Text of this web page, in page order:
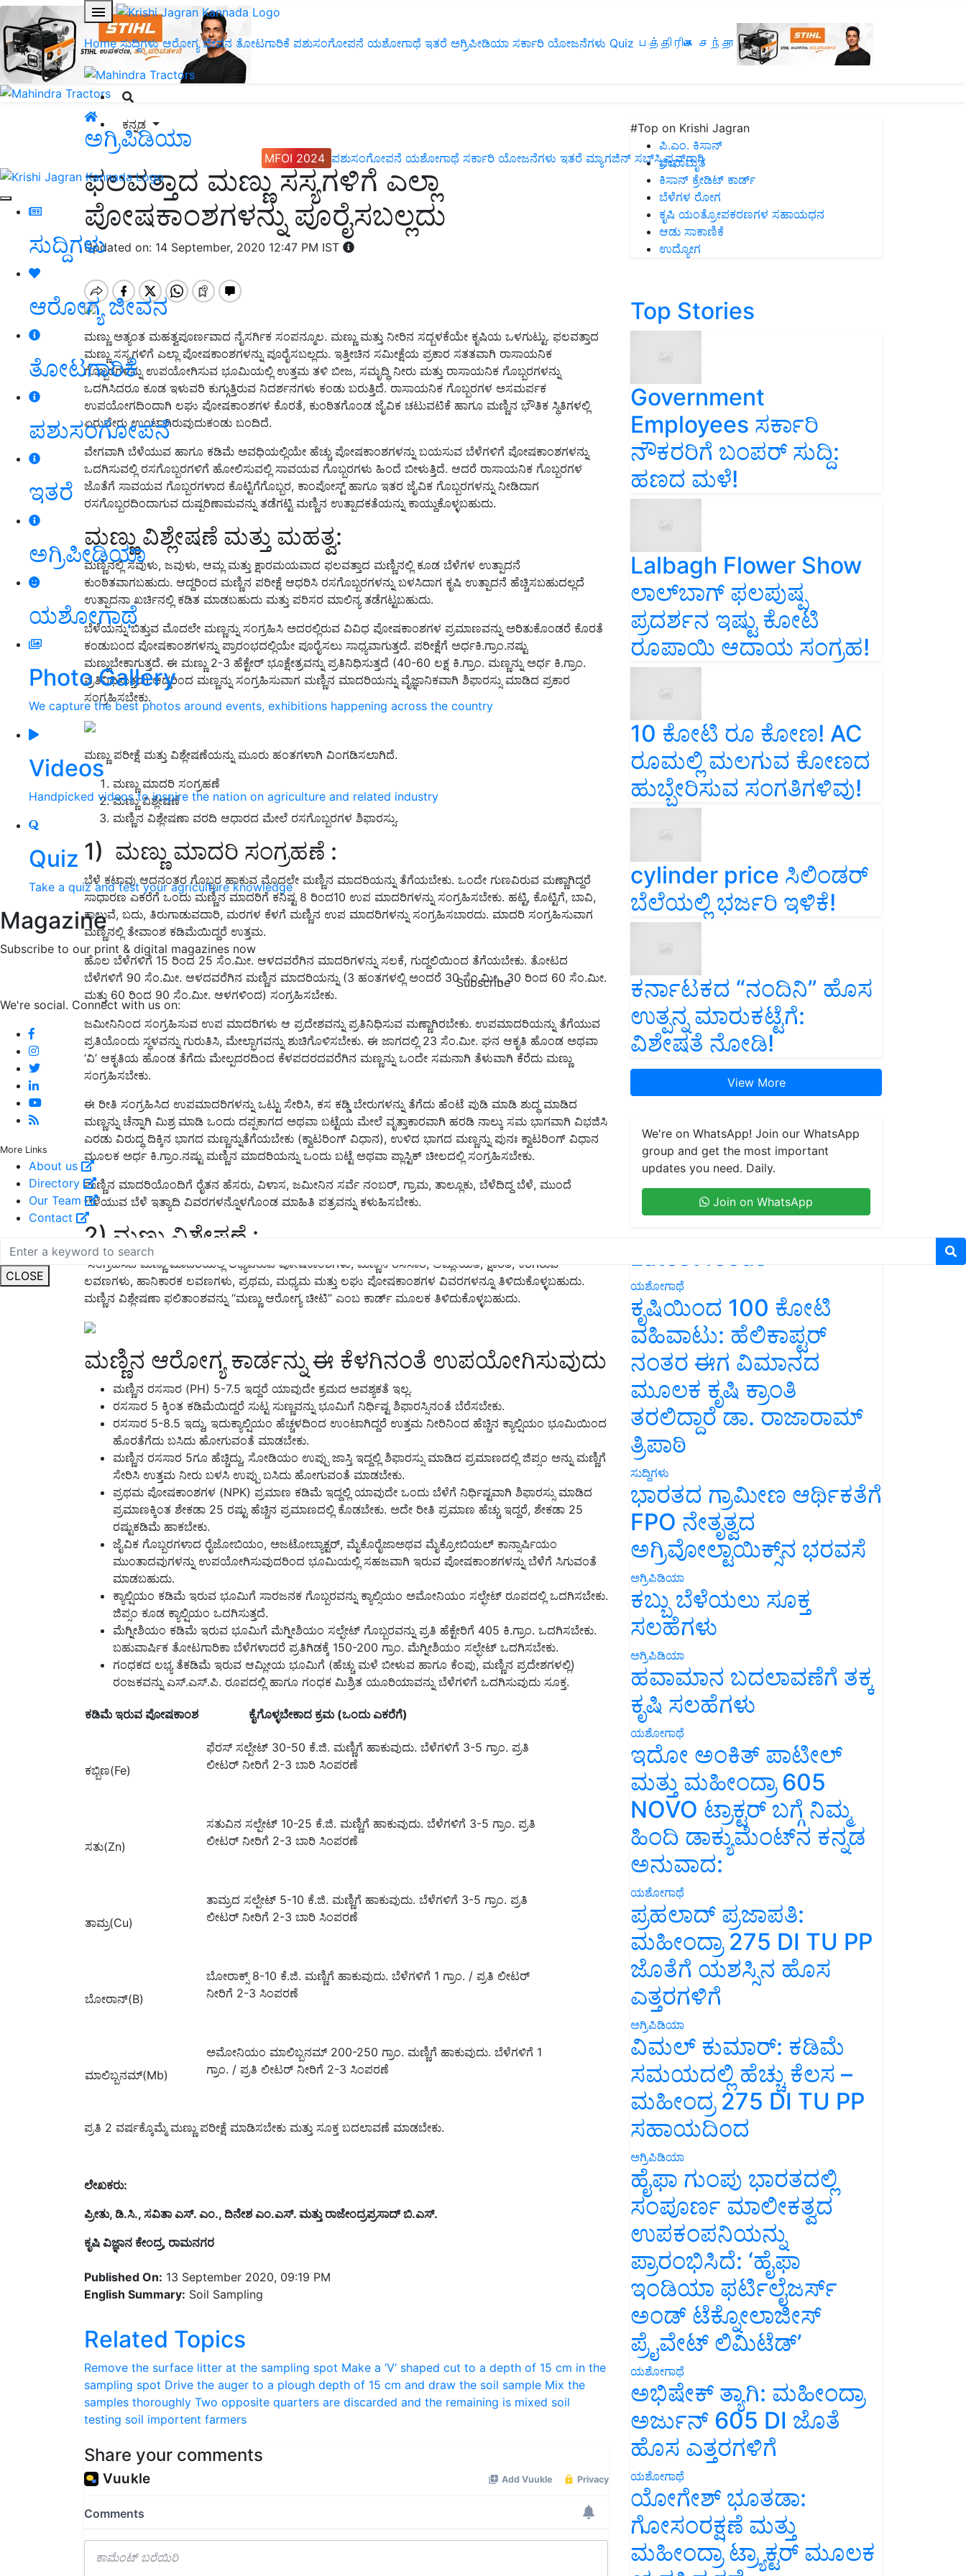
Home ಸುದ್ದಿಗಳು ಆರೋಗ್ಯ ಜೀವನ ತೋಟಗಾರಿಕೆ ಪಶುಸಂಗೋಪನೆ ಯಶೋಗಾಥೆ ಇತರೆ ಅಗ್ರಿಪೀಡಿಯಾ ಸರ್ಕಾರಿ ಯೋಜನೆಗಳು Quiz பத்திரிகை சந்தா
ಕನ್ನಡ
MFOI 2024 ಪಶುಸಂಗೋಪನೆ ಯಶೋಗಾಥೆ ಸರ್ಕಾರಿ ಯೋಜನೆಗಳು ಇತರೆ ಮ್ಯಾಗಜಿನ್‌ ಸಬ್‌ಸ್ಕ್ರಿಪ್ಷನ್‌ಗಾಗಿ
ಸುದ್ದಿಗಳು
ಆರೋಗ್ಯ ಜೀವನ
ತೋಟಗಾರಿಕೆ
ಪಶುಸಂಗೋಪನೆ
ಇತರೆ
ಅಗ್ರಿಪೀಡಿಯಾ
ಯಶೋಗಾಥೆ
Photo Gallery
We capture the best photos around events, exhibitions happening across the country
Videos
Handpicked videos to inspire the nation on agriculture and related industry
Quiz
Take a quiz and test your agriculture knowledge
Magazine
Subscribe to our print & digital magazines now
Subscribe
We're social. Connect with us on:
More Links
About us
Directory
Our Team
Contact
CLOSE
ಅಗ್ರಿಪಿಡಿಯಾ
ಫಲವತ್ತಾದ ಮಣ್ಣು ಸಸ್ಯಗಳಿಗೆ ಎಲ್ಲಾ
ಪೋಷಕಾಂಶಗಳನ್ನು ಪೂರೈಸಬಲ್ಲದು
Updated on: 14 September, 2020 12:47 PM IST
ಮಣ್ಣು ಅತ್ಯಂತ ಮಹತ್ವಪೂರ್ಣವಾದ ನೈಸರ್ಗಿಕ ಸಂಪನ್ಮೂಲ. ಮಣ್ಣು ಮತ್ತು ನೀರಿನ ಸದ್ಬಳಕೆಯೇ ಕೃಷಿಯ ಒಳಗುಟ್ಟು. ಫಲವತ್ತಾದ
ಮಣ್ಣು ಸಸ್ಯಗಳಿಗೆ ಎಲ್ಲಾ ಪೋಷಕಾಂಶಗಳನ್ನು ಪೂರೈಸಬಲ್ಲದು. ಇತ್ತೀಚಿನ ಸಮೀಕ್ಷೆಯ ಪ್ರಕಾರ ಸತತವಾಗಿ ರಾಸಾಯನಿಕ
ಗೊಬ್ಬರಗಳನ್ನು ಉಪಯೋಗಿಸುವ ಭೂಮಿಯಲ್ಲಿ ಉತ್ತಮ ತಳಿ ಬೀಜ, ಸಮೃದ್ಧಿ ನೀರು ಮತ್ತು ರಾಸಾಯನಿಕ ಗೊಬ್ಬರಗಳನ್ನು
ಒದಗಿಸಿದರೂ ಕೂಡ ಇಳುವರಿ ಕುಗ್ಗುತ್ತಿರುವ ನಿದರ್ಶನಗಳು ಕಂಡು ಬರುತ್ತಿದೆ. ರಾಸಾಯನಿಕ ಗೊಬ್ಬರಗಳ ಅಸಮರ್ಪಕ
ಉಪಯೋಗದಿಂದಾಗಿ ಲಘು ಪೋಷಕಾಂಶಗಳ ಕೊರತೆ, ಕುಂಠಿತಗೊಂಡ ಜೈವಿಕ ಚಟುವಟಿಕೆ ಹಾಗೂ ಮಣ್ಣಿನ ಭೌತಿಕ ಸ್ಥಿತಿಗಳಲ್ಲಿ
ಏರುಪೇರು ಉಂಟಾಗಿರುವುದುಕಂಡು ಬಂದಿದೆ.
ವೇಗವಾಗಿ ಬೆಳೆಯುವ ಹಾಗೂ ಕಡಿಮೆ ಅವಧಿಯಲ್ಲಿಯೇ ಹೆಚ್ಚು ಪೋಷಕಾಂಶಗಳನ್ನು ಬಯಸುವ ಬೆಳೆಗಳಿಗೆ ಪೋಷಕಾಂಶಗಳನ್ನು
ಒದಗಿಸುವಲ್ಲಿ ರಸಗೊಬ್ಬರಗಳಿಗೆ ಹೋಲಿಸುವಲ್ಲಿ ಸಾವಯವ ಗೊಬ್ಬರಗಳು ಹಿಂದೆ ಬೀಳುತ್ತಿದೆ. ಆದರೆ ರಾಸಾಯನಿಕ ಗೊಬ್ಬರಗಳ
ಜೊತೆಗೆ ಸಾವಯವ ಗೊಬ್ಬರಗಳಾದ ಕೊಟ್ಟಿಗೆಗೊಬ್ಬರ, ಕಾಂಪೋಸ್ಟ್ ಹಾಗೂ ಇತರ ಜೈವಿಕ ಗೊಬ್ಬರಗಳನ್ನು ನೀಡಿದಾಗ
ರಸಗೊಬ್ಬರದಿಂದಾಗುವ ದುಷ್ಪರಿಣಾಮವನ್ನು ತಡೆಗಟ್ಟಿ ಮಣ್ಣಿನ ಉತ್ಪಾದಕತೆಯನ್ನು ಕಾಯ್ದುಕೊಳ್ಳಬಹುದು.
ಮಣ್ಣು ವಿಶ್ಲೇಷಣೆ ಮತ್ತು ಮಹತ್ವ:
ಮಣ್ಣಿನಲ್ಲಿ ಸವುಳು, ಜವುಳು, ಆಮ್ಲ ಮತ್ತು ಕ್ಷಾರಮಯವಾದ ಫಲವತ್ತಾದ ಮಣ್ಣಿನಲ್ಲಿ ಕೂಡ ಬೆಳೆಗಳ ಉತ್ಪಾದನೆ
ಕುಂಠಿತವಾಗಬಹುದು. ಆದ್ದರಿಂದ ಮಣ್ಣಿನ ಪರೀಕ್ಷೆ ಆಧರಿಸಿ ರಸಗೊಬ್ಬರಗಳನ್ನು ಬಳಸಿದಾಗ ಕೃಷಿ ಉತ್ಪಾದನೆ ಹೆಚ್ಚಿಸಬಹುದಲ್ಲದೆ
ಉತ್ಪಾದನಾ ಖರ್ಚಿನಲ್ಲಿ ಕಡಿತ ಮಾಡಬಹುದು ಮತ್ತು ಪರಿಸರ ಮಾಲಿನ್ಯ ತಡೆಗಟ್ಟಬಹುದು.
ಬೆಳೆಯನ್ನು ಬಿತ್ತುವ ಮೊದಲೇ ಮಣ್ಣನ್ನು ಸಂಗ್ರಹಿಸಿ ಅದರಲ್ಲಿರುವ ವಿವಿಧ ಪೋಷಕಾಂಶಗಳ ಪ್ರಮಾಣವನ್ನು ಅರಿತುಕೊಂಡರೆ ಕೊರತೆ
ಕಂಡುಬಂದ ಪೋಷಕಾಂಶಗಳನ್ನು ಪ್ರಾರಂಭದಲ್ಲಿಯೇ ಪೂರೈಸಲು ಸಾಧ್ಯವಾಗುತ್ತದೆ. ಪರೀಕ್ಷೆಗೆ ಅರ್ಧಕಿ.ಗ್ರಾಂ.ನಷ್ಟು
ಮಣ್ಣುಬೇಕಾಗುತ್ತದೆ. ಈ ಮಣ್ಣು 2-3 ಹೆಕ್ಟೇರ್ ಭೂಕ್ಷೇತ್ರವನ್ನು ಪ್ರತಿನಿಧಿಸುತ್ತದೆ (40-60 ಲಕ್ಷ ಕಿ.ಗ್ರಾಂ. ಮಣ್ಣನ್ನು ಅರ್ಧ ಕಿ.ಗ್ರಾಂ.
ಪ್ರತಿನಿಧಿಸುತ್ತದೆ).ಆದ್ದರಿಂದ ಮಣ್ಣನ್ನು ಸಂಗ್ರಹಿಸುವಾಗ ಮಣ್ಣಿನ ಮಾದರಿಯನ್ನು ವೈಜ್ಞಾನಿಕವಾಗಿ ಶಿಫಾರಸ್ಸು ಮಾಡಿದ ಪ್ರಕಾರ
ಸಂಗ್ರಹಿಸಬೇಕು.
ಮಣ್ಣು ಪರೀಕ್ಷೆ ಮತ್ತು ವಿಶ್ಲೇಷಣೆಯನ್ನು ಮೂರು ಹಂತಗಳಾಗಿ ವಿಂಗಡಿಸಲಾಗಿದೆ.
ಮಣ್ಣು ಮಾದರಿ ಸಂಗ್ರಹಣೆ
ಮಣ್ಣು ವಿಶ್ಲೇಷಣೆ
ಮಣ್ಣಿನ ವಿಶ್ಲೇಷಣಾ ವರದಿ ಆಧಾರದ ಮೇಲೆ ರಸಗೊಬ್ಬರಗಳ ಶಿಫಾರಸ್ಸು.
1) ಮಣ್ಣು ಮಾದರಿ ಸಂಗ್ರಹಣೆ :
ಬೆಳೆ ಕಟಾವು ಆದನಂತರ ಗೊಬ್ಬರ ಹಾಕುವ ಮೊದಲೇ ಮಣ್ಣಿನ ಮಾದರಿಯನ್ನು ತೆಗೆಯಬೇಕು. ಒಂದೇ ಗುಣವಿರುವ ಮಣ್ಣಾಗಿದ್ದರೆ
ಸಾಧಾರಣ ಎಕರೆಗೆ ಒಂದು ಮಣ್ಣಿನ ಮಾದರಿಗೆ ಕನಿಷ್ಟ 8 ರಿಂದ10 ಉಪ ಮಾದರಿಗಳನ್ನು ಸಂಗ್ರಹಿಸಬೇಕು. ಹಟ್ಟಿ, ಕೊಟ್ಟಿಗೆ, ಬಾವಿ,
ಕಾಲುವೆ, ಬದು, ತಿರುಗಾಡುವದಾರಿ, ಮರಗಳ ಕೆಳಗೆ ಮಣ್ಣಿನ ಉಪ ಮಾದರಿಗಳನ್ನು ಸಂಗ್ರಹಿಸಬಾರದು. ಮಾದರಿ ಸಂಗ್ರಹಿಸುವಾಗ
ಮಣ್ಣಿನಲ್ಲಿ ತೇವಾಂಶ ಕಡಿಮೆಯಿದ್ದರೆ ಉತ್ತಮ.
ಹೊಲ ಬೆಳೆಗಳಿಗೆ 15 ರಿಂದ 25 ಸೆಂ.ಮೀ. ಆಳದವರೆಗಿನ ಮಾದರಿಗಳನ್ನು ಸಲಕೆ, ಗುದ್ದಲಿಯಿಂದ ತೆಗೆಯಬೇಕು. ತೋಟದ
ಬೆಳೆಗಳಿಗೆ 90 ಸೆಂ.ಮೀ. ಆಳದವರೆಗಿನ ಮಣ್ಣಿನ ಮಾದರಿಯನ್ನು (3 ಹಂತಗಳಲ್ಲಿ ಅಂದರೆ 30 ಸೆಂ.ಮೀ., 30 ರಿಂದ 60 ಸೆಂ.ಮೀ.
ಮತ್ತು 60 ರಿಂದ 90 ಸೆಂ.ಮೀ. ಆಳಗಳಿಂದ) ಸಂಗ್ರಹಿಸಬೇಕು.
ಜಮೀನಿನಿಂದ ಸಂಗ್ರಹಿಸುವ ಉಪ ಮಾದರಿಗಳು ಆ ಪ್ರದೇಶವನ್ನು ಪ್ರತಿನಿಧಿಸುವ ಮಣ್ಣಾಗಿರಬೇಕು. ಉಪಮಾದರಿಯನ್ನು ತೆಗೆಯುವ
ಪ್ರತಿಯೊಂದು ಸ್ಥಳವನ್ನು ಗುರುತಿಸಿ, ಮೇಲ್ಭಾಗವನ್ನು ಶುಚಿಗೊಳಿಸಬೇಕು. ಈ ಜಾಗದಲ್ಲಿ 23 ಸೆಂ.ಮೀ. ಘನ ಆಕೃತಿ ಹೊಂಡ ಅಥವಾ
‘ವಿ’ ಆಕೃತಿಯ ಹೊಂಡ ತೆಗೆದು ಮೇಲ್ಪದರದಿಂದ ಕೆಳಪದರದವರೆಗಿನ ಮಣ್ಣನ್ನು ಒಂದೇ ಸಮನಾಗಿ ತೆಳುವಾಗಿ ಕೆರೆದು ಮಣ್ಣು
ಸಂಗ್ರಹಿಸಬೇಕು.
ಈ ರೀತಿ ಸಂಗ್ರಹಿಸಿದ ಉಪಮಾದರಿಗಳನ್ನು ಒಟ್ಟು ಸೇರಿಸಿ, ಕಸ ಕಡ್ಡಿ ಬೇರುಗಳನ್ನು ತೆಗೆದು ಹೆಂಟೆ ಪುಡಿ ಮಾಡಿ ಶುದ್ಧ ಮಾಡಿದ
ಮಣ್ಣನ್ನು ಚೆನ್ನಾಗಿ ಮಿಶ್ರ ಮಾಡಿ ಒಂದು ದಪ್ಪಕಾಗದ ಅಥವಾ ಬಟ್ಟೆಯ ಮೇಲೆ ವೃತ್ತಾಕಾರವಾಗಿ ಹರಡಿ ನಾಲ್ಕು ಸಮ ಭಾಗವಾಗಿ ವಿಭಜಿಸಿ
ಎರಡು ವಿರುದ್ಧ ದಿಕ್ಕಿನ ಭಾಗದ ಮಣ್ಣನ್ನುತೆಗೆಯಬೇಕು (ಕ್ವಾಟರಿಂಗ್ ವಿಧಾನ), ಉಳಿದ ಭಾಗದ ಮಣ್ಣನ್ನು ಪುನಃ ಕ್ವಾಟರಿಂಗ್ ವಿಧಾನ
ಮೂಲಕ ಅರ್ಧ ಕಿ.ಗ್ರಾಂ.ನಷ್ಟು ಮಣ್ಣಿನ ಮಾದರಿಯನ್ನು ಒಂದು ಬಟ್ಟೆ ಅಥವಾ ಪ್ಲಾಸ್ಟಿಕ್ ಚೀಲದಲ್ಲಿ ಸಂಗ್ರಹಿಸಬೇಕು.
ಮಣ್ಣಿನ ಮಾದರಿಯೊಂದಿಗೆ ರೈತನ ಹೆಸರು, ವಿಳಾಸ, ಜಮೀನಿನ ಸರ್ವೆ ನಂಬರ್, ಗ್ರಾಮ, ತಾಲ್ಲೂಕು, ಬೆಳೆದಿದ್ದ ಬೆಳೆ, ಮುಂದೆ
ಬೆಳೆಯುವ ಬೆಳೆ ಇತ್ಯಾದಿ ವಿವರಗಳನ್ನೊಳಗೊಂಡ ಮಾಹಿತಿ ಪತ್ರವನ್ನು ಕಳುಹಿಸಬೇಕು.
2) ಮಣ್ಣು ವಿಶ್ಲೇಷಣೆ :
ಸಂಗ್ರಹಿಸಿದ ಮಣ್ಣು ಮಾದರಿಯಲ್ಲಿ ಲಭ್ಯವಿರುವ ಪೋಷಕಾಂಶಗಳು, ಮಣ್ಣಿನ ರಸಸಾರ, ಆಮ್ಲೀಯತೆ, ಕ್ಷಾರತೆ, ಕರಗಿರುವ
ಲವಣಗಳು, ಹಾನಿಕಾರಕ ಲವಣಗಳು, ಪ್ರಥಮ, ಮಧ್ಯಮ ಮತ್ತು ಲಘು ಪೋಷಕಾಂಶಗಳ ವಿವರಗಳನ್ನೂ ತಿಳಿದುಕೊಳ್ಳಬಹುದು.
ಮಣ್ಣಿನ ವಿಶ್ಲೇಷಣಾ ಫಲಿತಾಂಶವನ್ನು “ಮಣ್ಣು ಆರೋಗ್ಯ ಚೀಟಿ” ಎಂಬ ಕಾರ್ಡ್ ಮೂಲಕ ತಿಳಿದುಕೊಳ್ಳಬಹುದು.
ಮಣ್ಣಿನ ಆರೋಗ್ಯ ಕಾರ್ಡನ್ನು ಈ ಕೆಳಗಿನಂತೆ ಉಪಯೋಗಿಸುವುದು
ಮಣ್ಣಿನ ರಸಸಾರ (PH) 5-7.5 ಇದ್ದರೆ ಯಾವುದೇ ಕ್ರಮದ ಅವಶ್ಯಕತೆ ಇಲ್ಲ.
ರಸಸಾರ 5 ಕ್ಕಿಂತ ಕಡಿಮೆಯಿದ್ದರೆ ಸುಟ್ಟ ಸುಣ್ಣವನ್ನು ಭೂಮಿಗೆ ನಿರ್ಧಿಷ್ಟ ಶಿಫಾರಸ್ಸಿನಂತೆ ಬೆರೆಸಬೇಕು.
ರಸಸಾರ 5-8.5 ಇದ್ದು, ಇದುಕ್ಯಾಲ್ಷಿಯಂ ಹೆಚ್ಚಳದಿಂದ ಉಂಟಾಗಿದ್ದರೆ ಉತ್ತಮ ನೀರಿನಿಂದ ಹೆಚ್ಚಿನ ಕ್ಯಾಲ್ಷಿಯಂ ಭೂಮಿಯಿಂದ
ಹೊರತೆಗೆದು ಬಸಿದು ಹೋಗುವಂತೆ ಮಾಡಬೇಕು.
ಮಣ್ಣಿನ ರಸಸಾರ 5ಗೂ ಹೆಚ್ಚಿದ್ದು, ಸೋಡಿಯಂ ಉಪ್ಪು ಜಾಸ್ತಿ ಇದ್ದಲ್ಲಿ ಶಿಫಾರಸ್ಸು ಮಾಡಿದ ಪ್ರಮಾಣದಲ್ಲಿ ಜಿಪ್ಸಂ ಅನ್ನು ಮಣ್ಣಿಗೆ
ಸೇರಿಸಿ ಉತ್ತಮ ನೀರು ಬಳಸಿ ಉಪ್ಪು ಬಸಿದು ಹೋಗುವಂತೆ ಮಾಡಬೇಕು.
ಪ್ರಥಮ ಪೋಷಕಾಂಶಗಳ (NPK) ಪ್ರಮಾಣ ಕಡಿಮೆ ಇದ್ದಲ್ಲಿ ಯಾವುದೇ ಒಂದು ಬೆಳೆಗೆ ನಿರ್ಧಿಷ್ಟವಾಗಿ ಶಿಫಾರಸ್ಸು ಮಾಡಿದ
ಪ್ರಮಾಣಕ್ಕಿಂತ ಶೇಕಡಾ 25 ರಷ್ಟು ಹೆಚ್ಚಿನ ಪ್ರಮಾಣದಲ್ಲಿ ಕೊಡಬೇಕು. ಅದೇ ರೀತಿ ಪ್ರಮಾಣ ಹೆಚ್ಚು ಇದ್ದರೆ, ಶೇಕಡಾ 25
ರಷ್ಟುಕಡಿಮೆ ಹಾಕಬೇಕು.
ಜೈವಿಕ ಗೊಬ್ಬರಗಳಾದ ರೈಜೋಬಿಯಂ, ಅಜಟೋಬ್ಯಾಕ್ಟರ್, ಮೈಕೊರೈಜಾಅಥವ ಮೈಕ್ರೋಬಿಯಲ್ ಕಾನ್ಸಾರ್ಷಿಯಂ
ಮುಂತಾದವುಗಳನ್ನು ಉಪಯೋಗಿಸುವುದರಿಂದ ಭೂಮಿಯಲ್ಲಿ ಸಹಜವಾಗಿ ಇರುವ ಪೋಷಕಾಂಶಗಳನ್ನು ಬೆಳೆಗೆ ಸಿಗುವಂತೆ
ಮಾಡಬಹುದು.
ಕ್ಯಾಲ್ಷಿಯಂ ಕಡಿಮೆ ಇರುವ ಭೂಮಿಗೆ ಸಾರಜನಕ ಗೊಬ್ಬರವನ್ನು ಕ್ಯಾಲ್ಸಿಯಂ ಅಮೋನಿಯಂ ಸಲ್ಫೇಟ್ ರೂಪದಲ್ಲಿ ಒದಗಿಸಬೇಕು.
ಜಿಪ್ಸಂ ಕೂಡ ಕ್ಯಾಲ್ಷಿಯಂ ಒದಗಿಸುತ್ತದೆ.
ಮೆಗ್ನೀಶಿಯಂ ಕಡಿಮೆ ಇರುವ ಭೂಮಿಗೆ ಮೆಗ್ನೀಶಿಯಂ ಸಲ್ಫೇಟ್ ಗೊಬ್ಬರವನ್ನು ಪ್ರತಿ ಹೆಕ್ಟೇರಿಗೆ 405 ಕಿ.ಗ್ರಾಂ. ಒದಗಿಸಬೇಕು.
ಬಹುವಾರ್ಷಿಕ ತೋಟಗಾರಿಕಾ ಬೆಳೆಗಳಾದರೆ ಪ್ರತಿಗಿಡಕ್ಕೆ 150-200 ಗ್ರಾಂ. ಮೆಗ್ನೀಶಿಯಂ ಸಲ್ಫೇಟ್ ಒದಗಿಸಬೇಕು.
ಗಂಧಕದ ಲಭ್ಯ ತೆಕಡಿಮೆ ಇರುವ ಆಮ್ಲೀಯ ಭೂಮಿಗೆ (ಹೆಚ್ಚು ಮಳೆ ಬೀಳುವ ಹಾಗೂ ಕೆಂಪು, ಮಣ್ಣಿನ ಪ್ರದೇಶಗಳಲ್ಲಿ)
ರಂಜಕವನ್ನು ಎಸ್.ಎಸ್.ಪಿ. ರೂಪದಲ್ಲಿ ಹಾಗೂ ಗಂಧಕ ಮಿಶ್ರಿತ ಯೂರಿಯಾವನ್ನು ಬೆಳೆಗಳಿಗೆ ಒದಗಿಸುವುದು ಸೂಕ್ತ.
ಕಡಿಮೆ ಇರುವ ಪೋಷಕಾಂಶ ಕೈಗೊಳ್ಳಬೇಕಾದ ಕ್ರಮ (ಒಂದು ಎಕರೆಗೆ)
ಕಬ್ಬಿಣ(Fe)
ಫೆರಸ್ ಸಲ್ಪೇಟ್ 30-50 ಕೆ.ಜಿ. ಮಣ್ಣಿಗೆ ಹಾಕುವುದು. ಬೆಳೆಗಳಿಗೆ 3-5 ಗ್ರಾಂ. ಪ್ರತಿ
ಲೀಟರ್ ನೀರಿಗೆ 2-3 ಬಾರಿ ಸಿಂಪರಣೆ
ಸತು(Zn)
ಸತುವಿನ ಸಲ್ಪೇಟ್ 10-25 ಕೆ.ಜಿ. ಮಣ್ಣಿಗೆ ಹಾಕುವುದು. ಬೆಳೆಗಳಿಗೆ 3-5 ಗ್ರಾಂ. ಪ್ರತಿ
ಲೀಟರ್ ನೀರಿಗೆ 2-3 ಬಾರಿ ಸಿಂಪರಣೆ
ತಾಮ್ರ(Cu)
ತಾಮ್ರದ ಸಲ್ಪೇಟ್ 5-10 ಕೆ.ಜಿ. ಮಣ್ಣಿಗೆ ಹಾಕುವುದು. ಬೆಳೆಗಳಿಗೆ 3-5 ಗ್ರಾಂ. ಪ್ರತಿ
ಲೀಟರ್ ನೀರಿಗೆ 2-3 ಬಾರಿ ಸಿಂಪರಣೆ
ಬೋರಾನ್(B)
ಬೋರಾಕ್ಸ್ 8-10 ಕೆ.ಜಿ. ಮಣ್ಣಿಗೆ ಹಾಕುವುದು. ಬೆಳೆಗಳಿಗೆ 1 ಗ್ರಾಂ. / ಪ್ರತಿ ಲೀಟರ್
ನೀರಿಗೆ 2-3 ಸಿಂಪರಣೆ
ಮಾಲಿಬ್ಬನಮ್(Mb)
ಅಮೋನಿಯಂ ಮಾಲಿಬ್ಬನಮ್ 200-250 ಗ್ರಾಂ. ಮಣ್ಣಿಗೆ ಹಾಕುವುದು. ಬೆಳೆಗಳಿಗೆ 1
ಗ್ರಾಂ. / ಪ್ರತಿ ಲೀಟರ್ ನೀರಿಗೆ 2-3 ಸಿಂಪರಣೆ
ಪ್ರತಿ 2 ವರ್ಷಕ್ಕೊಮ್ಮೆ ಮಣ್ಣು ಪರೀಕ್ಷೆ ಮಾಡಿಸಬೇಕು ಮತ್ತು ಸೂಕ್ತ ಬದಲಾವಣೆ ಮಾಡಬೇಕು.
ಲೇಖಕರು:
ಪ್ರೀತು, ಡಿ.ಸಿ., ಸವಿತಾ ಎಸ್. ಎಂ., ದಿನೇಶಎಂ.ಎಸ್. ಮತ್ತು ರಾಜೇಂದ್ರಪ್ರಸಾದ್ಬಿ.ಎಸ್.
ಕೃಷಿ ವಿಜ್ಞಾನ ಕೇಂದ್ರ, ರಾಮನಗರ
Published On: 13 September 2020, 09:19 PM
English Summary: Soil Sampling
Related Topics
Remove the surface litter at the sampling spot Make a ‘V’ shaped cut to a depth of 15 cm in the
sampling spot Drive the auger to a plough depth of 15 cm and draw the soil sample Mix the
samples thoroughly Two opposite quarters are discarded and the remaining is mixed soil
testing soil importent farmers
Share your comments
#Top on Krishi Jagran
ಪಿ.ಎಂ. ಕಿಸಾನ್
ಜೀವಾಮೃತ
ಕಿಸಾನ್ ಕ್ರೇಡಿಟ್ ಕಾರ್ಡ್
ಬೆಳೆಗಳ ರೋಗ
ಕೃಷಿ ಯಂತ್ರೋಪಕರಣಗಳ ಸಹಾಯಧನ
ಆಡು ಸಾಕಾಣಿಕೆ
ಉದ್ಯೋಗ
Top Stories
Government
Employees ಸರ್ಕಾರಿ
ನೌಕರರಿಗೆ ಬಂಪರ್‌ ಸುದ್ದಿ:
ಹಣದ ಮಳೆ!
Lalbagh Flower Show
ಲಾಲ್‌ಬಾಗ್ ಫಲಪುಷ್ಪ
ಪ್ರದರ್ಶನ ಇಷ್ಟು ಕೋಟಿ
ರೂಪಾಯಿ ಆದಾಯ ಸಂಗ್ರಹ!
10 ಕೋಟಿ ರೂ ಕೋಣ! AC
ರೂಮಲ್ಲಿ ಮಲಗುವ ಕೋಣದ
ಹುಬ್ಬೇರಿಸುವ ಸಂಗತಿಗಳಿವು!
cylinder price ಸಿಲಿಂಡರ್‌
ಬೆಲೆಯಲ್ಲಿ ಭರ್ಜರಿ ಇಳಿಕೆ!
ಕರ್ನಾಟಕದ “ನಂದಿನಿ” ಹೊಸ
ಉತ್ಪನ್ನ ಮಾರುಕಟ್ಟೆಗೆ:
ವಿಶೇಷತೆ ನೋಡಿ!
View More
We're on WhatsApp! Join our WhatsApp
group and get the most important
updates you need. Daily.
Join on WhatsApp
Latest feeds
ಯಶೋಗಾಥೆ
ಕೃಷಿಯಿಂದ 100 ಕೋಟಿ
ವಹಿವಾಟು: ಹೆಲಿಕಾಪ್ಟರ್
ನಂತರ ಈಗ ವಿಮಾನದ
ಮೂಲಕ ಕೃಷಿ ಕ್ರಾಂತಿ
ತರಲಿದ್ದಾರೆ ಡಾ. ರಾಜಾರಾಮ್
ತ್ರಿಪಾಠಿ
ಸುದ್ದಿಗಳು
ಭಾರತದ ಗ್ರಾಮೀಣ ಆರ್ಥಿಕತೆಗೆ
FPO ನೇತೃತ್ವದ
ಅಗ್ರಿವೋಲ್ಟಾಯಿಕ್ಸ್‌ನ ಭರವಸೆ
ಅಗ್ರಿಪಿಡಿಯಾ
ಕಬ್ಬು ಬೆಳೆಯಲು ಸೂಕ್ತ
ಸಲಹೆಗಳು
ಅಗ್ರಿಪಿಡಿಯಾ
ಹವಾಮಾನ ಬದಲಾವಣೆಗೆ ತಕ್ಕ
ಕೃಷಿ ಸಲಹೆಗಳು
ಯಶೋಗಾಥೆ
ಇದೋ ಅಂಕಿತ್ ಪಾಟೀಲ್
ಮತ್ತು ಮಹೀಂದ್ರಾ 605
NOVO ಟ್ರಾಕ್ಟರ್ ಬಗ್ಗೆ ನಿಮ್ಮ
ಹಿಂದಿ ಡಾಕ್ಯುಮೆಂಟ್‌ನ ಕನ್ನಡ
ಅನುವಾದ:
ಯಶೋಗಾಥೆ
ಪ್ರಹಲಾದ್ ಪ್ರಜಾಪತಿ:
ಮಹೀಂದ್ರಾ 275 DI TU PP
ಜೊತೆಗೆ ಯಶಸ್ಸಿನ ಹೊಸ
ಎತ್ತರಗಳಿಗೆ
ಅಗ್ರಿಪಿಡಿಯಾ
ವಿಮಲ್ ಕುಮಾರ್: ಕಡಿಮೆ
ಸಮಯದಲ್ಲಿ ಹೆಚ್ಚು ಕೆಲಸ –
ಮಹೀಂದ್ರ 275 DI TU PP
ಸಹಾಯದಿಂದ
ಅಗ್ರಿಪಿಡಿಯಾ
ಹೈಫಾ ಗುಂಪು ಭಾರತದಲ್ಲಿ
ಸಂಪೂರ್ಣ ಮಾಲೀಕತ್ವದ
ಉಪಕಂಪನಿಯನ್ನು
ಪ್ರಾರಂಭಿಸಿದೆ: ‘ಹೈಫಾ
ಇಂಡಿಯಾ ಫರ್ಟಿಲೈಜರ್ಸ್
ಅಂಡ್ ಟೆಕ್ನೋಲಾಜೀಸ್
ಪ್ರೈವೇಟ್ ಲಿಮಿಟೆಡ್’
ಯಶೋಗಾಥೆ
ಅಭಿಷೇಕ್ ತ್ಯಾಗಿ: ಮಹೀಂದ್ರಾ
ಅರ್ಜುನ್ 605 DI ಜೊತೆ
ಹೊಸ ಎತ್ತರಗಳಿಗೆ
ಯಶೋಗಾಥೆ
ಯೋಗೇಶ್ ಭೂತಡಾ:
ಗೋಸಂರಕ್ಷಣೆ ಮತ್ತು
ಮಹೀಂದ್ರಾ ಟ್ರ್ಯಾಕ್ಟರ್ ಮೂಲಕ